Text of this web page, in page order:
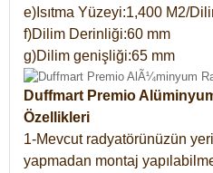
e)Isıtma Yüzeyi:1,400 M2/
f)Dilim Derinliği:60 mm
g)Dilim genişliği:65 mm
Duffmart Premio
Özellikleri
1-Mevcut radyatörünüzün
yapmadan montaj